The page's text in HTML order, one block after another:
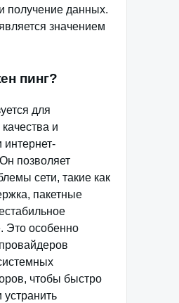
получение данных.
значением
пинг?
для
и
интернет-
позволяет
сети, такие как
пакетные
Это особенно
чтобы быстро